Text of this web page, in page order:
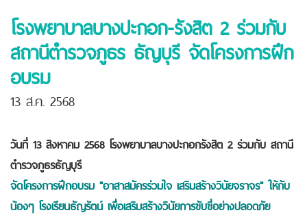
โรงพยาบาลบางปะกอก-รังสิต 2 ร่วมกับ
สถานีตำรวจภูธร ธัญบุรี จัดโครงการฝึก
อบรม
13 ส.ค. 2568
วันที่ 13 สิงหาคม 2568 โรงพยาบาลบางปะกอกรังสิต 2 ร่วมกับ สถานี
ตำรวจภูธรธัญบุรี
จัดโครงการฝึกอบรม "อาสาสมัครร่วมใจ เสริมสร้างวินัยจราจร" ให้กับ
น้องๆ โรงเรียนธัญรัตน์ เพื่อเสริมสร้างวินัยการขับขี่อย่างปลอดภัย